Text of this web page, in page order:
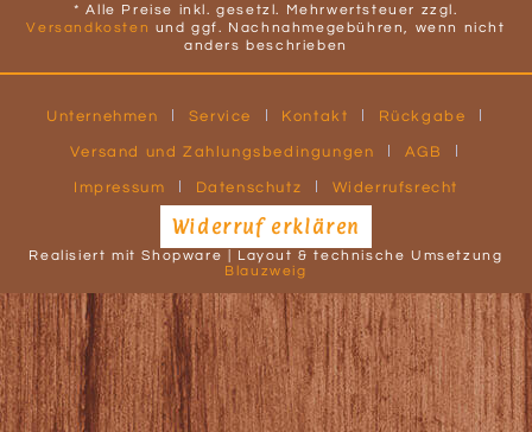
* Alle Preise inkl. gesetzl. Mehrwertsteuer zzgl.
Versandkosten und ggf. Nachnahmegebühren, wenn nicht
anders beschrieben
Unternehmen Service Kontakt Rückgabe
Versand und Zahlungsbedingungen AGB
Impressum Datenschutz Widerrufsrecht
Widerruf erklären
Realisiert mit Shopware | Layout & technische Umsetzung
Blauzweig